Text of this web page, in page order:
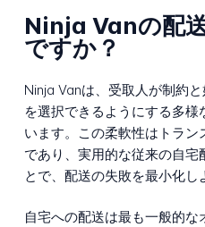
Ninja Vanの配
ですか？
Ninja Vanは、受取人が制約
を選択できるようにする多
います。この柔軟性はトラン
であり、実用的な従来の自宅
とで、配送の失敗を最小化し
自宅への配送は最も一般的